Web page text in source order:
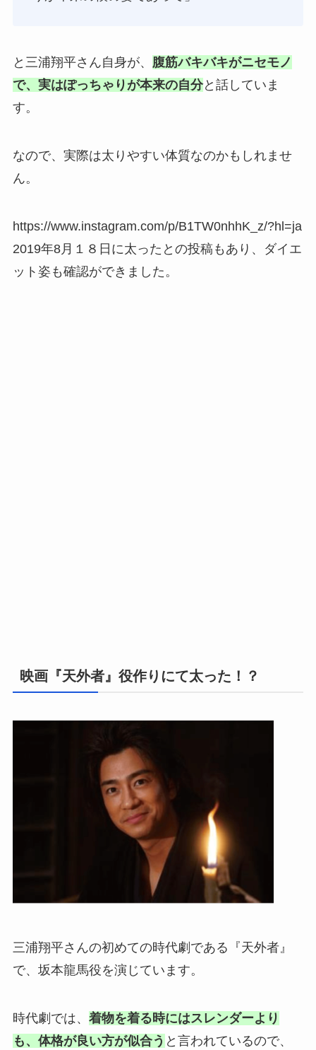
と三浦翔平さん自身が、 腹筋バキバキがニセモノ
で、実はぽっちゃりが本来の自分と話していま
す。
なので、実際は太りやすい体質なのかもしれませ
ん。
https://www.instagram.com/p/B1TW0nhhK_z/?hl=ja
2019年8月１８日に太ったとの投稿もあり、ダイエ
ット姿も確認ができました。
映画『天外者』 役作りにて太った！？
三浦翔平さんの初めての時代劇である『天外者』
で、坂本龍馬役を演じています。
時代劇では、 着物を着る時にはスレンダーより
も、体格が良い方が似合う と言われているので、